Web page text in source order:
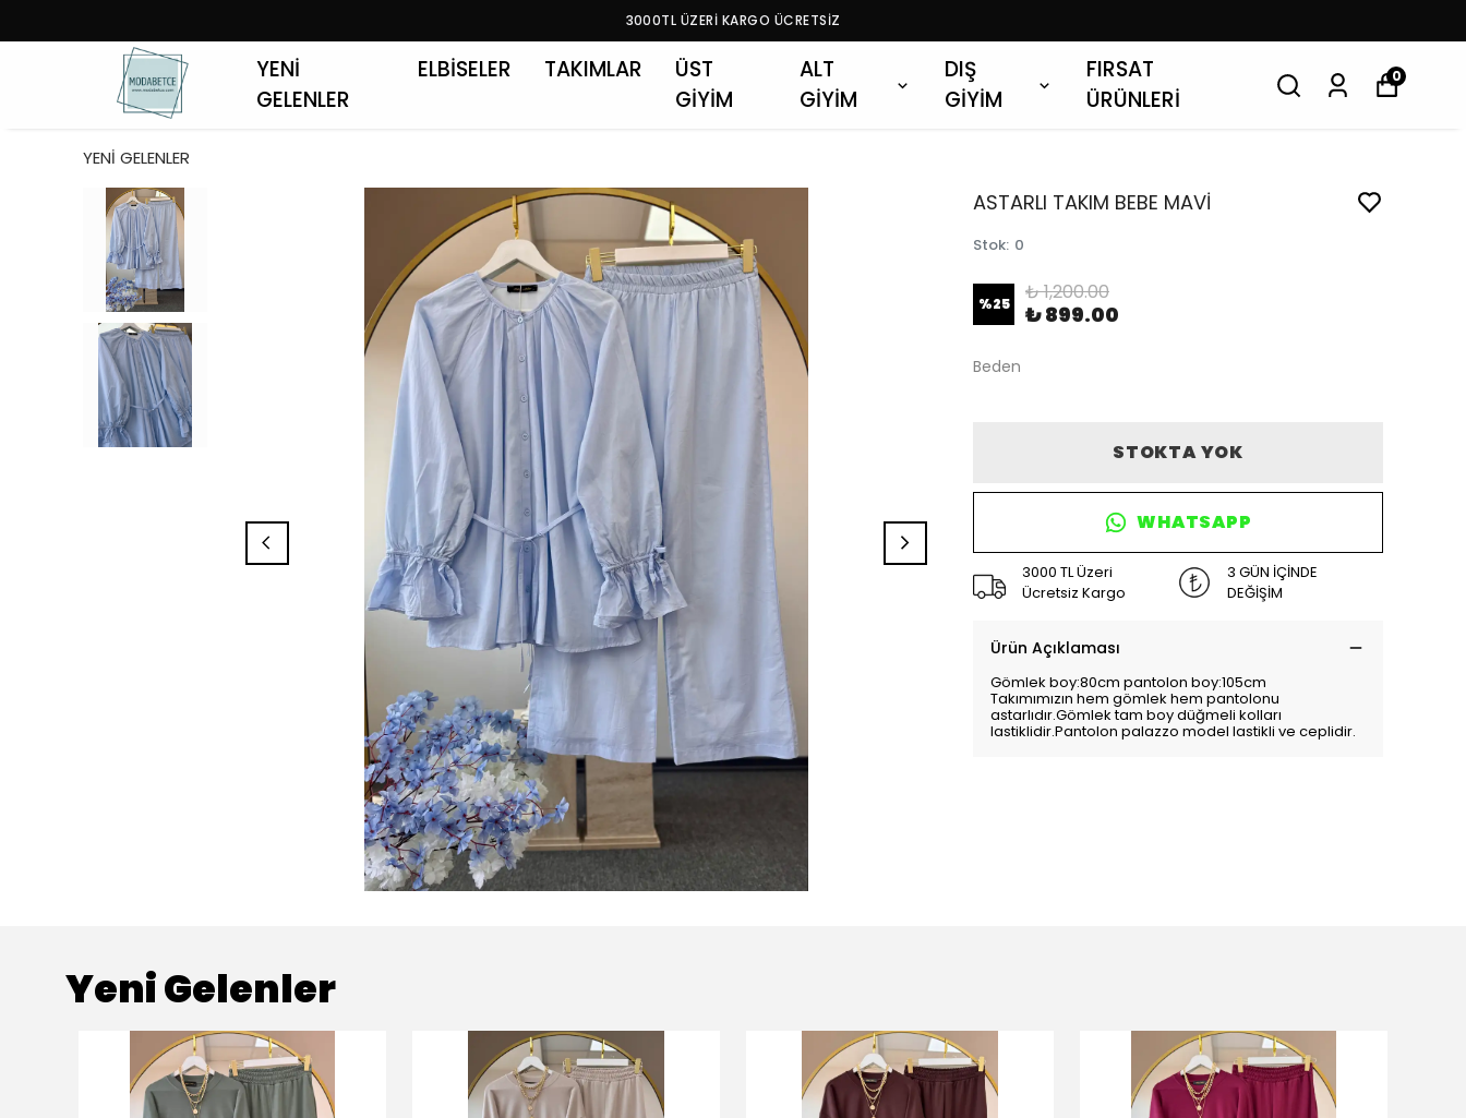
3000TL ÜZERİ KARGO ÜCRETSİZ
YENİ
GELENLER
ELBİSELER TAKIMLAR
ÜST
GİYİM
ALT
GİYİM
DIŞ
GİYİM
FIRSAT
ÜRÜNLERİ
0
YENİ GELENLER
ASTARLI TAKIM BEBE MAVİ
Stok: 0
%25 ₺ 1,200.00
₺ 899.00
Beden
STOKTA YOK
WHATSAPP
3000 TL Üzeri
Ücretsiz Kargo
3 GÜN İÇİNDE
DEĞİŞİM
Ürün Açıklaması
Gömlek boy:80cm pantolon boy:105cm
Takımımızın hem gömlek hem pantolonu
astarlıdır.Gömlek tam boy düğmeli kolları
lastiklidir.Pantolon palazzo model lastikli ve ceplidir.
Yeni Gelenler